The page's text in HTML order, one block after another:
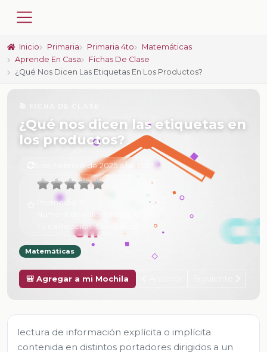
Inicio Primaria Primaria 4to
Matemáticas
Aprende En Casa
Fichas De Clase
¿Qué Nos Dicen Las Etiquetas En Los Productos?
¿Qué nos dicen las etiquetas en
los productos?
6 de Febrero de 2025 a las 15:37
Promedio:
Número de valoraciones:
Tu calificación:Sin calificar
Matemáticas
🎒 Agregar a mi Mochila
lectura de información explícita o implícita
contenida en distintos portadores dirigidos a un